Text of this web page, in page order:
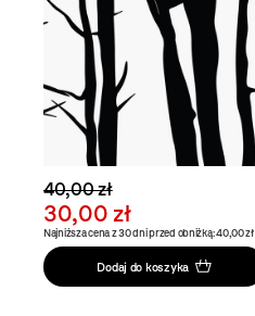
40,00 zł
30,00 zł
Najniższa cena z 30 dni przed obniżką: 40,00 zł
Dodaj do koszyka